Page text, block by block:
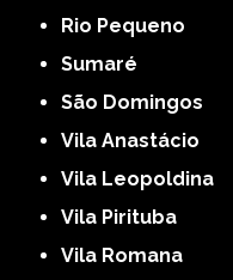
Rio Pequeno
Sumaré
São Domingos
Vila Anastácio
Vila Leopoldina
Vila Pirituba
Vila Romana